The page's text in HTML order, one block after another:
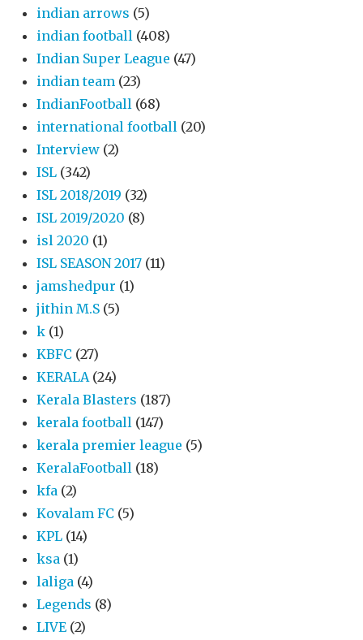
indian arrows (5)
indian football (408)
Indian Super League (47)
indian team (23)
IndianFootball (68)
international football (20)
Interview (2)
ISL (342)
ISL 2018/2019 (32)
ISL 2019/2020 (8)
isl 2020 (1)
ISL SEASON 2017 (11)
jamshedpur (1)
jithin M.S (5)
k (1)
KBFC (27)
KERALA (24)
Kerala Blasters (187)
kerala football (147)
kerala premier league (5)
KeralaFootball (18)
kfa (2)
Kovalam FC (5)
KPL (14)
ksa (1)
laliga (4)
Legends (8)
LIVE (2)